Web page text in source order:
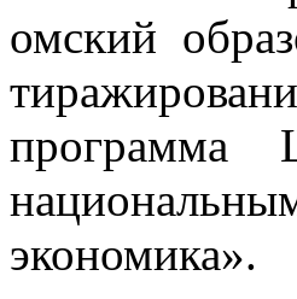
омский
программа
экономика».